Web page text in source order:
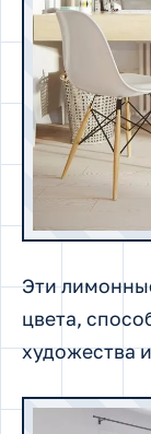
Эти
цвета,
художества